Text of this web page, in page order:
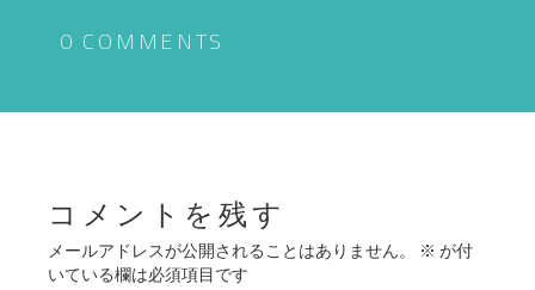
シ
0 COMMENTS
コメントを残す
メールアドレスが公開されることはありません。 ※ が付
いている欄は必須項目です